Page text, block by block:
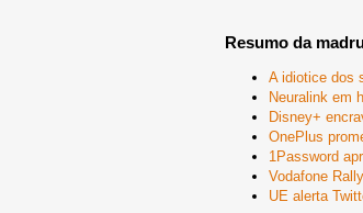
Resumo da
A idiotice dos
Neuralink em
Disney+
OnePlus
1Password
Vodafone
UE alerta